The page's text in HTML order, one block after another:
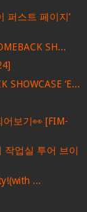
퍼스트 페이지’
SH...
SHOWCASE ‘E...
보기👀 [FIM-
작업실 투어 브이
...